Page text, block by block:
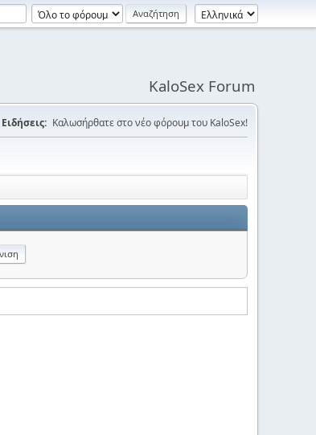
KaloSex Forum
Ειδήσεις: Καλωσήρθατε στο νέο φόρουμ του KaloSex!